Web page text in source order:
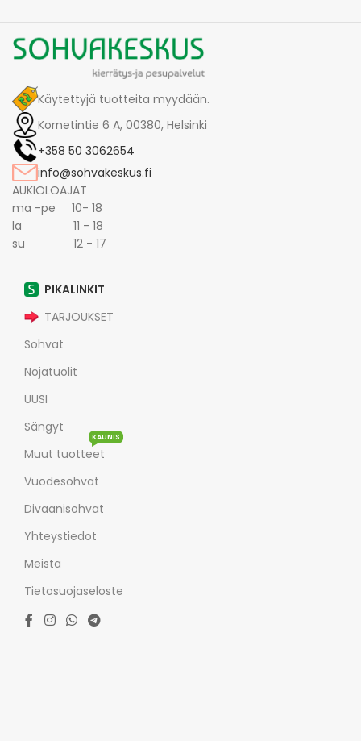
Käytettyjä tuotteita myydään.
Kornetintie 6 A, 00380, Helsinki
+358 50 3062654
info@sohvakeskus.fi
AUKIOLOAJAT
ma -pe 10- 18
la 11 - 18
su 12 - 17
PIKALINKIT
TARJOUKSET
Sohvat
Nojatuolit
UUSI
Sängyt
Muut tuotteet
KAUNIS
Vuodesohvat
Divaanisohvat
Yhteystiedot
Meista
Tietosuojaseloste